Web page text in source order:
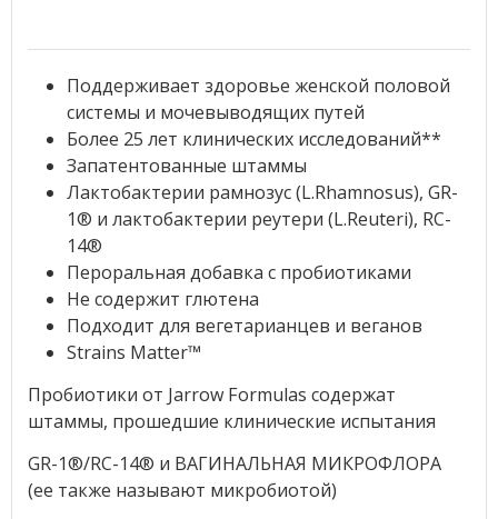
Поддерживает здоровье женской половой
системы и мочевыводящих путей
Более 25 лет клинических исследований**
Запатентованные штаммы
Лактобактерии рамнозус (L.Rhamnosus), GR-
1® и лактобактерии реутери (L.Reuteri), RC-
14®
Пероральная добавка с пробиотиками
Не содержит глютена
Подходит для вегетарианцев и веганов
Strains Matter™
Пробиотики от Jarrow Formulas содержат
штаммы, прошедшие клинические испытания
GR-1®/RC-14® и ВАГИНАЛЬНАЯ МИКРОФЛОРА
(ее также называют микробиотой)